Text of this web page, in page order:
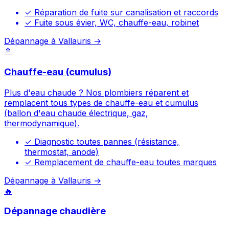
✓ Réparation de fuite sur canalisation et raccords
✓ Fuite sous évier, WC, chauffe-eau, robinet
Dépannage à Vallauris →
🚿
Chauffe-eau (cumulus)
Plus d'eau chaude ? Nos plombiers réparent et
remplacent tous types de chauffe-eau et cumulus
(ballon d'eau chaude électrique, gaz,
thermodynamique).
✓ Diagnostic toutes pannes (résistance,
thermostat, anode)
✓ Remplacement de chauffe-eau toutes marques
Dépannage à Vallauris →
🔥
Dépannage chaudière